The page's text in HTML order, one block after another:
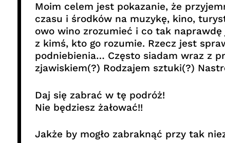
Moim celem jest pokazanie, że
czasu i środków na muzykę, kino,
owo wino zrozumieć i co tak
z kimś, kto go rozumie. Rzecz jest
podniebienia… Często siadam wraz z
zjawiskiem(?) Rodzajem sztuki(?)
Daj się zabrać w tę podróż!
Nie będziesz żałować!!
Jakże by mogło zabraknąć przy tak